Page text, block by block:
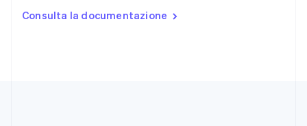
Consulta la documentazione
English Español简体中文